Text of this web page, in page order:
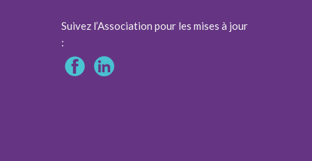
Suivez l’Association pour les mises à jour
: